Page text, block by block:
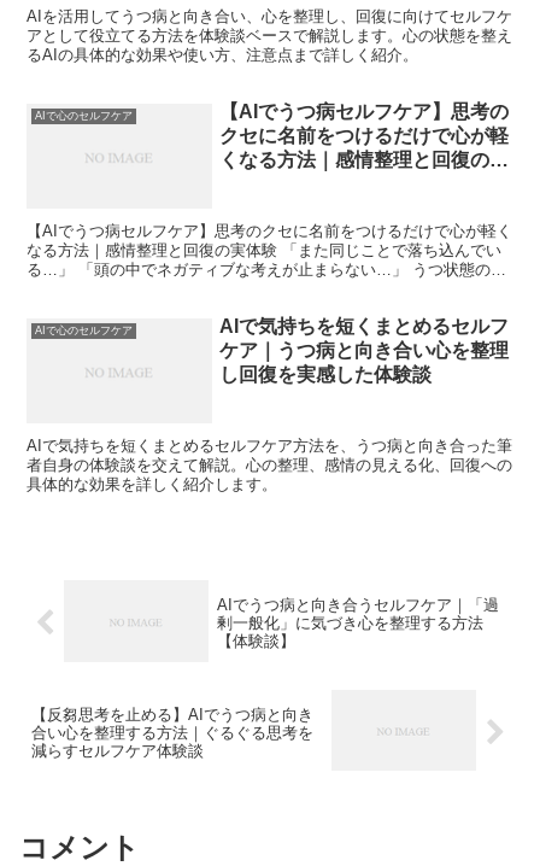
AIを活用してうつ病と向き合い、心を整理し、回復に向けてセルフケ
アとして役立てる方法を体験談ベースで解説します。心の状態を整え
るAIの具体的な効果や使い方、注意点まで詳しく紹介。
AIで心のセルフケア
【AIでうつ病セルフケア】思考の
クセに名前をつけるだけで心が軽
くなる方法｜感情整理と回復の実
【AIでうつ病セルフケア】思考のクセに名前をつけるだけで心が軽く
なる方法｜感情整理と回復の実体験 「また同じことで落ち込んでい
る…」 「頭の中でネガティブな考えが止まらない…」 うつ状態のと
AIで心のセルフケア
AIで気持ちを短くまとめるセルフ
ケア｜うつ病と向き合い心を整理
し回復を実感した体験談
AIで気持ちを短くまとめるセルフケア方法を、うつ病と向き合った筆
者自身の体験談を交えて解説。心の整理、感情の見える化、回復への
具体的な効果を詳しく紹介します。
AIでうつ病と向き合うセルフケア｜「過
剰一般化」に気づき心を整理する方法
【体験談】
【反芻思考を止める】AIでうつ病と向き
合い心を整理する方法｜ぐるぐる思考を
減らすセルフケア体験談
コメント